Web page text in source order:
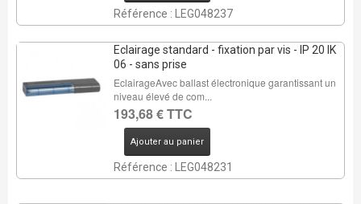
Référence : LEG048237
Eclairage standard - fixation par vis - IP 20 IK
06 - sans prise
EclairageAvec ballast électronique garantissant un
niveau élevé de com...
193,68 € TTC
Ajouter au panier
Référence : LEG048231